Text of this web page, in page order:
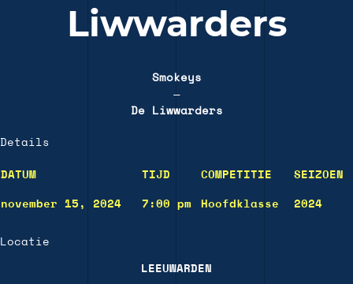
Liwwarders
Smokeys
—
De Liwwarders
Details
DATUM TIJD COMPETITIE SEIZOEN
november 15, 2024 7:00 pm Hoofdklasse 2024
Locatie
LEEUWARDEN